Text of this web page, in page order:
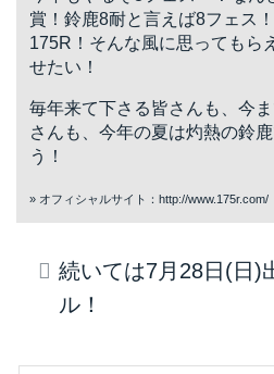
賞！鈴鹿8耐と言えば8フェス
175R！そんな風に思ってもら
せたい！
毎年来て下さる皆さんも、今
さんも、今年の夏は灼熱の鈴
う！
» オフィシャルサイト： http://www.175r.com/
続いては7月28日(日)
ル！